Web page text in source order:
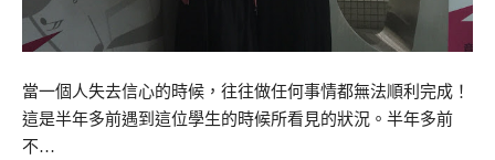
當一個人失去信心的時候，往往做任何事情都無法順利完成！
這是半年多前遇到這位學生的時候所看見的狀況。半年多前
不…